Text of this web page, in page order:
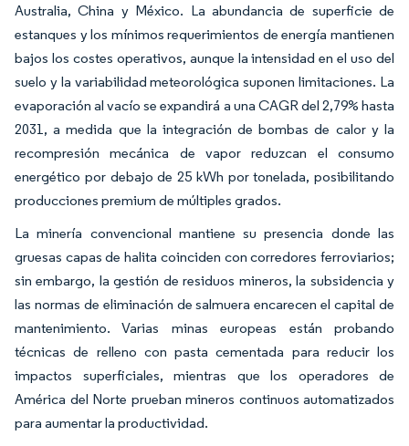
Australia, China y México. La abundancia de superficie de
estanques y los mínimos requerimientos de energía mantienen
bajos los costes operativos, aunque la intensidad en el uso del
suelo y la variabilidad meteorológica suponen limitaciones. La
evaporación al vacío se expandirá a una CAGR del 2,79% hasta
2031, a medida que la integración de bombas de calor y la
recompresión mecánica de vapor reduzcan el consumo
energético por debajo de 25 kWh por tonelada, posibilitando
producciones premium de múltiples grados.
La minería convencional mantiene su presencia donde las
gruesas capas de halita coinciden con corredores ferroviarios;
sin embargo, la gestión de residuos mineros, la subsidencia y
las normas de eliminación de salmuera encarecen el capital de
mantenimiento. Varias minas europeas están probando
técnicas de relleno con pasta cementada para reducir los
impactos superficiales, mientras que los operadores de
América del Norte prueban mineros continuos automatizados
para aumentar la productividad.